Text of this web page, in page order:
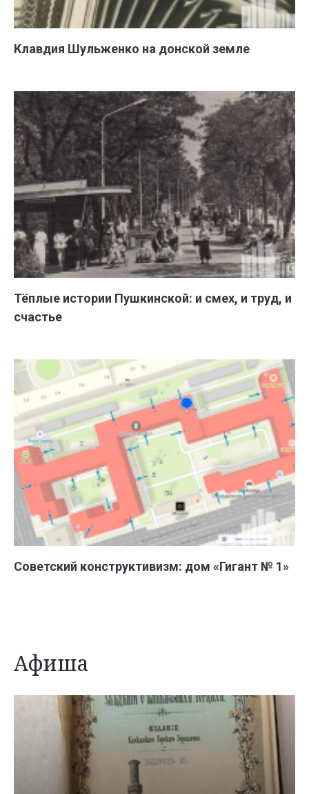
Клавдия Шульженко на донской земле
Тёплые истории Пушкинской: и смех, и труд, и
счастье
Советский конструктивизм: дом «Гигант № 1»
Афиша